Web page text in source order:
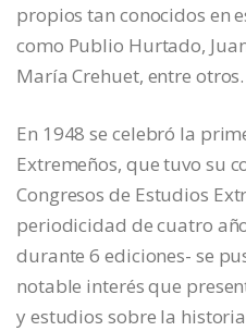
propios tan conocidos en
como Publio Hurtado,
María Crehuet, entre otros.
En 1948 se celebró la
Extremeños, que tuvo su
Congresos de Estudios
periodicidad de cuatro
durante 6 ediciones- se
notable interés que
y estudios sobre la